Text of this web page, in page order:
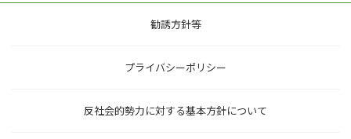
勧誘方針等
プライバシーポリシー
反社会的勢力に対する基本方針について